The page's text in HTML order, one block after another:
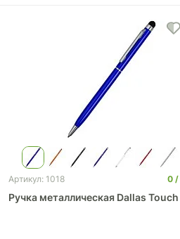
Артикул: 1018 0
Ручка металлическая Dallas Touch